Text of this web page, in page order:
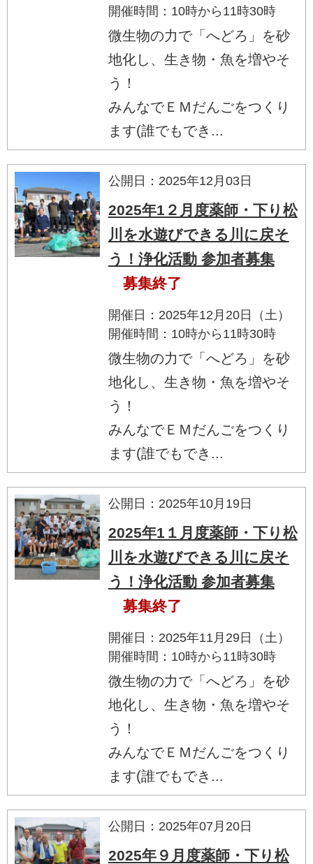
開催時間：10時から11時30時
微生物の力で「へどろ」を砂
地化し、生き物・魚を増やそ
う！
みんなでＥＭだんごをつくり
ます(誰でもでき...
公開日：2025年12月03日
2025年1２月度薬師・下り松
川を水遊びできる川に戻そ
う！浄化活動 参加者募集
募集終了
開催日：2025年12月20日（土）
開催時間：10時から11時30時
微生物の力で「へどろ」を砂
地化し、生き物・魚を増やそ
う！
みんなでＥＭだんごをつくり
ます(誰でもでき...
公開日：2025年10月19日
2025年1１月度薬師・下り松
川を水遊びできる川に戻そ
う！浄化活動 参加者募集
募集終了
開催日：2025年11月29日（土）
開催時間：10時から11時30時
微生物の力で「へどろ」を砂
地化し、生き物・魚を増やそ
う！
みんなでＥＭだんごをつくり
ます(誰でもでき...
公開日：2025年07月20日
2025年９月度薬師・下り松